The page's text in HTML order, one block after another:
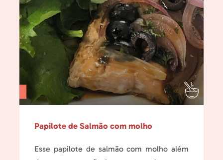
Papilote de Salmão com molho
Esse papilote de salmão com molho além